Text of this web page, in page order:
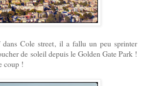
Cole street, il a fallu un peu sprinter
de soleil depuis le Golden Gate Park !
coup !